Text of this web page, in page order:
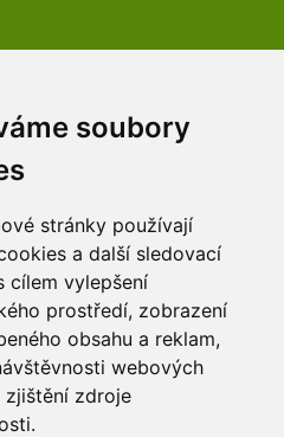
soubory
stránky používají
a další sledovací
cílem vylepšení
prostředí, zobrazení
obsahu a reklam,
webových
zjištění zdroje
Youtube kanál arboreta